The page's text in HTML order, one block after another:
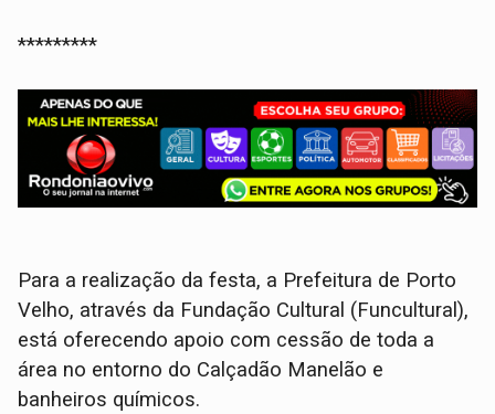
*********
Para a realização da festa, a Prefeitura de Porto
Velho, através da Fundação Cultural (Funcultural),
está oferecendo apoio com cessão de toda a
área no entorno do Calçadão Manelão e
banheiros químicos.